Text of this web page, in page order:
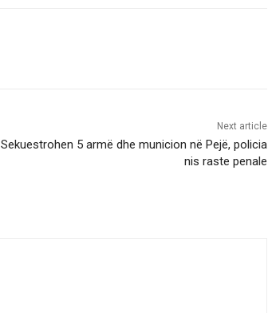
Next article
Sekuestrohen 5 armë dhe municion në Pejë, policia
nis raste penale